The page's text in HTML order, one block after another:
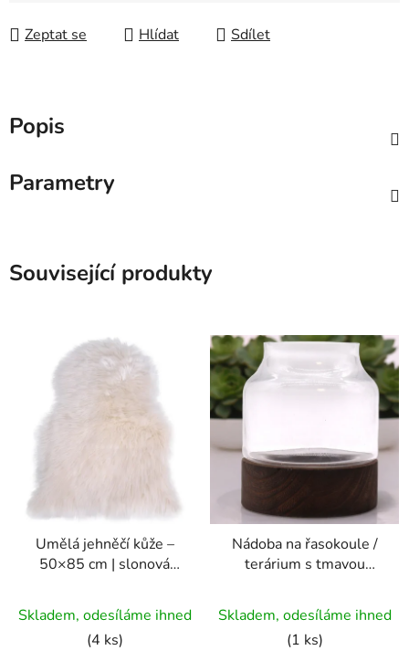
Zeptat se Hlídat Sdílet
Popis
Parametry
Související produkty
Umělá jehněčí kůže –
50×85 cm | slonová
hodnocení
produktu
Skladem, odesíláme ihned
(4 ks)
Nádoba na řasokoule /
terárium s tmavou
střední - 16 x 18 cm
Skladem, odesíláme ihned
(1 ks)